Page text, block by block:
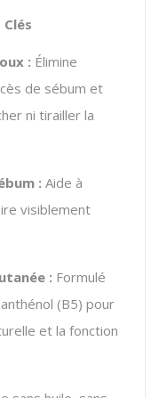
: Élimine
de sébum et
ni tirailler la
: Aide à
visiblement
: Formulé
(B5) pour
et la fonction